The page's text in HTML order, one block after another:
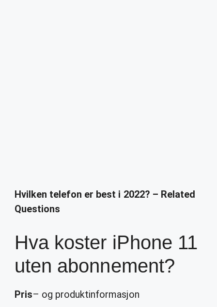
Hvilken telefon er best i 2022? – Related
Questions
Hva koster iPhone 11
uten abonnement?
Pris– og produktinformasjon